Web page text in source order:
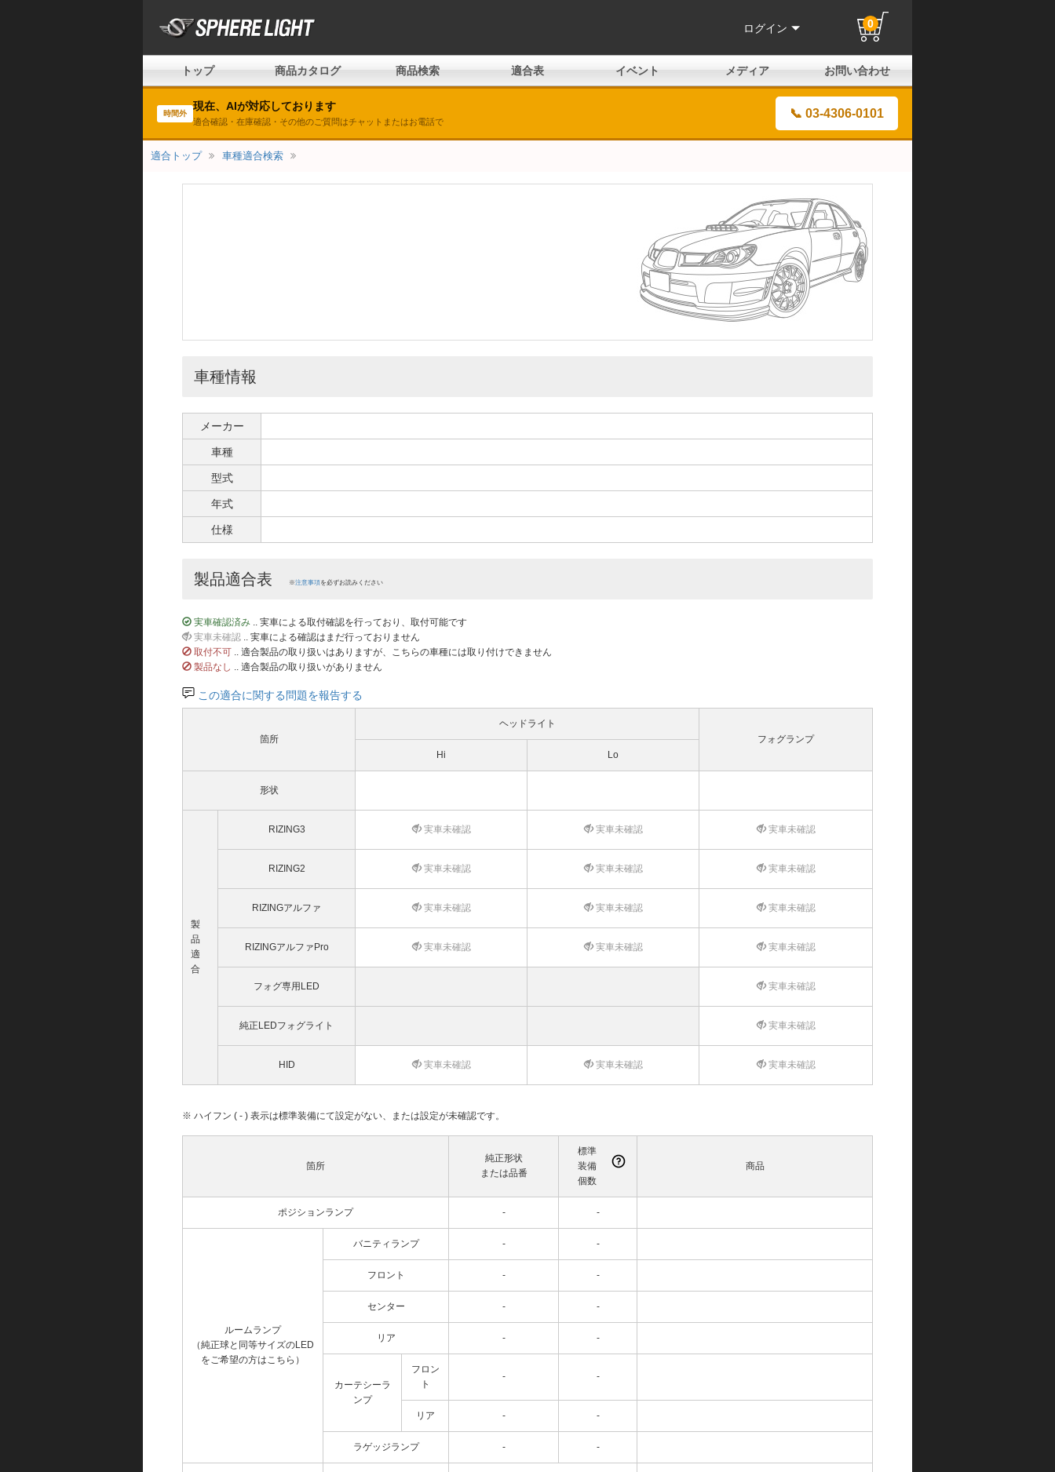
ログイン 0
トップ 商品カタログ 商品検索 適合表 イベント メディア お問い合わせ
時間外
現在、AIが対応しております
適合確認・在庫確認・その他のご質問はチャットまたはお電話で
📞 03-4306-0101
適合トップ 車種適合検索
車種情報
メーカー
車種
型式
年式
仕様
製品適合表 ※注意事項を必ずお読みください
実車確認済み .. 実車による取付確認を行っており、取付可能です
実車未確認 .. 実車による確認はまだ行っておりません
取付不可 .. 適合製品の取り扱いはありますが、こちらの車種には取り付けできません
製品なし .. 適合製品の取り扱いがありません
この適合に関する問題を報告する
箇所
ヘッドライト
フォグランプ
Hi
Lo
形状
製
品
適
合
RIZING3 実車未確認 実車未確認 実車未確認
RIZING2 実車未確認 実車未確認 実車未確認
RIZINGアルファ 実車未確認 実車未確認 実車未確認
RIZINGアルファPro 実車未確認 実車未確認 実車未確認
フォグ専用LED 実車未確認
純正LEDフォグライト 実車未確認
HID 実車未確認 実車未確認 実車未確認
※ ハイフン ( - ) 表示は標準装備にて設定がない、または設定が未確認です。
箇所
純正形状
または品番
標準
装備
個数
商品
ポジションランプ - -
ルームランプ
（純正球と同等サイズのLED
をご希望の方はこちら）
バニティランプ - -
フロント - -
センター - -
リア - -
カーテシーラ
ンプ
フロン
ト
- -
リア - -
ラゲッジランプ - -